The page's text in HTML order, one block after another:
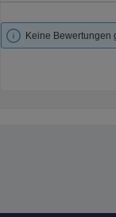
Keine Bewertungen